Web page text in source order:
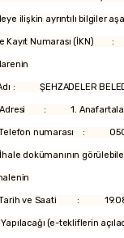
ilişkin ayrıntılı bilgiler
Kayıt Numarası (İKN)
: ŞEHZADELER
Adresi : 1. Anafartalar
Telefon numarası :
İhale dokümanının
Tarih ve Saati :
Yapılacağı (e-tekliflerin